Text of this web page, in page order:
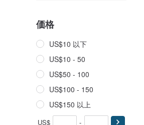
価格
US$10 以下
US$10 - 50
US$50 - 100
US$100 - 150
US$150 以上
US$ -